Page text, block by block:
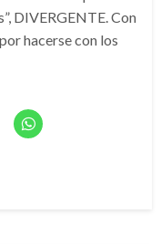
DIVERGENTE. Con
hacerse con los